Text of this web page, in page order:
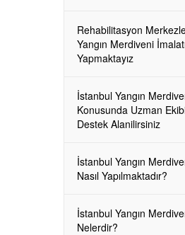
Rehabilitasyon
Yangın Merdiveni
Yapmaktayız
İstanbul Yangın
Konusunda Uzman
Destek Alanilirsiniz
İstanbul Yangın
Nasıl Yapılmaktadır?
İstanbul Yangın
Nelerdir?